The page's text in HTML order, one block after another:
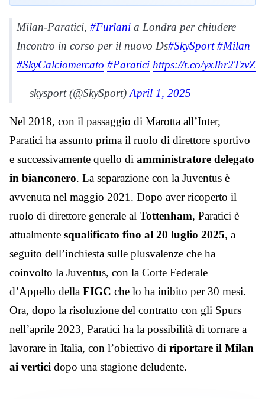
Milan-Paratici, #Furlani a Londra per chiudere
Incontro in corso per il nuovo Ds#SkySport #Milan
#SkyCalciomercato #Paratici https://t.co/yxJhr2TzvZ
— skysport (@SkySport) April 1, 2025
Nel 2018, con il passaggio di Marotta all’Inter,
Paratici ha assunto prima il ruolo di direttore sportivo
e successivamente quello di amministratore delegato
in bianconero. La separazione con la Juventus è
avvenuta nel maggio 2021. Dopo aver ricoperto il
ruolo di direttore generale al Tottenham, Paratici è
attualmente squalificato fino al 20 luglio 2025, a
seguito dell’inchiesta sulle plusvalenze che ha
coinvolto la Juventus, con la Corte Federale
d’Appello della FIGC che lo ha inibito per 30 mesi.
Ora, dopo la risoluzione del contratto con gli Spurs
nell’aprile 2023, Paratici ha la possibilità di tornare a
lavorare in Italia, con l’obiettivo di riportare il Milan
ai vertici dopo una stagione deludente.